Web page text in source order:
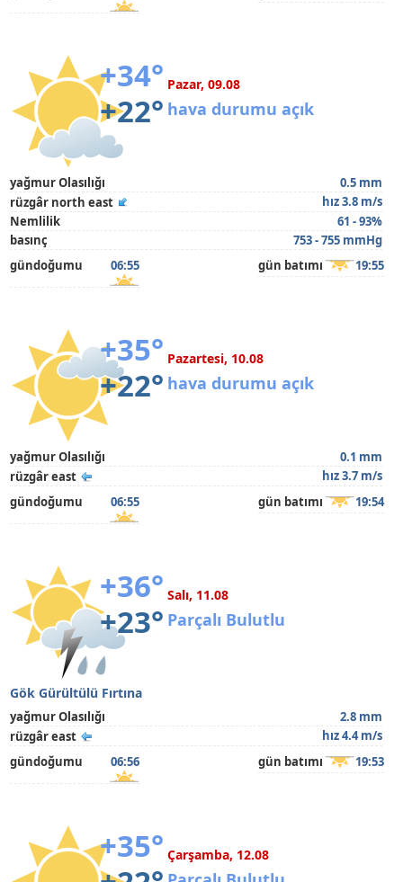
+34°
+22°
Pazar, 09.08
hava durumu açık
yağmur Olasılığı
0.5 mm
rüzgâr north east
hız 3.8 m/s
Nemlilik
61 - 93%
basınç
753 - 755 mmHg
gündoğumu
06:55 gün batımı 19:55
+35°
+22°
Pazartesi, 10.08
hava durumu açık
yağmur Olasılığı
0.1 mm
rüzgâr east
hız 3.7 m/s
gündoğumu
06:55 gün batımı 19:54
+36°
+23°
Salı, 11.08
Parçalı Bulutlu
Gök Gürültülü Fırtına
yağmur Olasılığı
2.8 mm
rüzgâr east
hız 4.4 m/s
gündoğumu
06:56 gün batımı 19:53
+35° Çarşamba, 12.08